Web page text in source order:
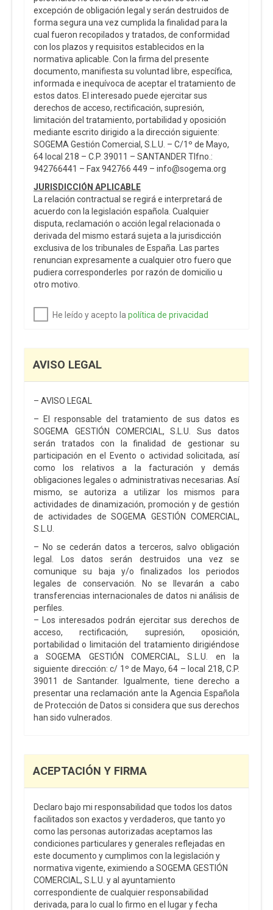
excepción de obligación legal y serán destruidos de
forma segura una vez cumplida la finalidad para la
cual fueron recopilados y tratados, de conformidad
con los plazos y requisitos establecidos en la
normativa aplicable. Con la firma del presente
documento, manifiesta su voluntad libre, específica,
informada e inequívoca de aceptar el tratamiento de
estos datos. El interesado puede ejercitar sus
derechos de acceso, rectificación, supresión,
limitación del tratamiento, portabilidad y oposición
mediante escrito dirigido a la dirección siguiente:
SOGEMA Gestión Comercial, S.L.U. – C/1º de Mayo,
64 local 218 – C.P. 39011 – SANTANDER Tlfno.:
942766441 – Fax 942766 449 – info@sogema.org
JURISDICCIÓN APLICABLE
La relación contractual se regirá e interpretará de
acuerdo con la legislación española. Cualquier
disputa, reclamación o acción legal relacionada o
derivada del mismo estará sujeta a la jurisdicción
exclusiva de los tribunales de España. Las partes
renuncian expresamente a cualquier otro fuero que
pudiera corresponderles por razón de domicilio u
otro motivo.
He leído y acepto la política de privacidad
AVISO LEGAL
– AVISO LEGAL
– El responsable del tratamiento de sus datos es
SOGEMA GESTIÓN COMERCIAL, S.L.U. Sus datos
serán tratados con la finalidad de gestionar su
participación en el Evento o actividad solicitada, así
como los relativos a la facturación y demás
obligaciones legales o administrativas necesarias. Así
mismo, se autoriza a utilizar los mismos para
actividades de dinamización, promoción y de gestión
de actividades de SOGEMA GESTIÓN COMERCIAL,
S.L.U.
– No se cederán datos a terceros, salvo obligación
legal. Los datos serán destruidos una vez se
comunique su baja y/o finalizados los periodos
legales de conservación. No se llevarán a cabo
transferencias internacionales de datos ni análisis de
perfiles.
– Los interesados podrán ejercitar sus derechos de
acceso, rectificación, supresión, oposición,
portabilidad o limitación del tratamiento dirigiéndose
a SOGEMA GESTIÓN COMERCIAL, S.L.U. en la
siguiente dirección: c/ 1º de Mayo, 64 – local 218, C.P.
39011 de Santander. Igualmente, tiene derecho a
presentar una reclamación ante la Agencia Española
de Protección de Datos si considera que sus derechos
han sido vulnerados.
ACEPTACIÓN Y FIRMA
Declaro bajo mi responsabilidad que todos los datos
facilitados son exactos y verdaderos, que tanto yo
como las personas autorizadas aceptamos las
condiciones particulares y generales reflejadas en
este documento y cumplimos con la legislación y
normativa vigente, eximiendo a SOGEMA GESTIÓN
COMERCIAL, S.L.U. y al ayuntamiento
correspondiente de cualquier responsabilidad
derivada, para lo cual lo firmo en el lugar y fecha